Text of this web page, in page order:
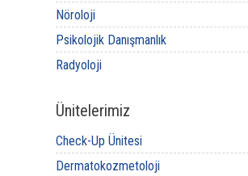
Nöroloji
Psikolojik Danışmanlık
Radyoloji
Ünitelerimiz
Check-Up Ünitesi
Dermatokozmetoloji